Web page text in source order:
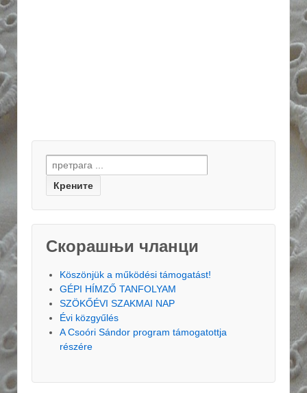
Search for:
Скорашњи чланци
Köszönjük a működési támogatást!
GÉPI HÍMZŐ TANFOLYAM
SZÖKŐÉVI SZAKMAI NAP
Évi közgyűlés
A Csoóri Sándor program támogatottja
részére